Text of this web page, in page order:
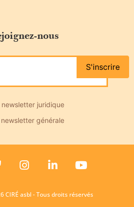
nous
newsletter juridique
newsletter générale
S'inscrire
CIRÉ asbl - Tous droits réservés